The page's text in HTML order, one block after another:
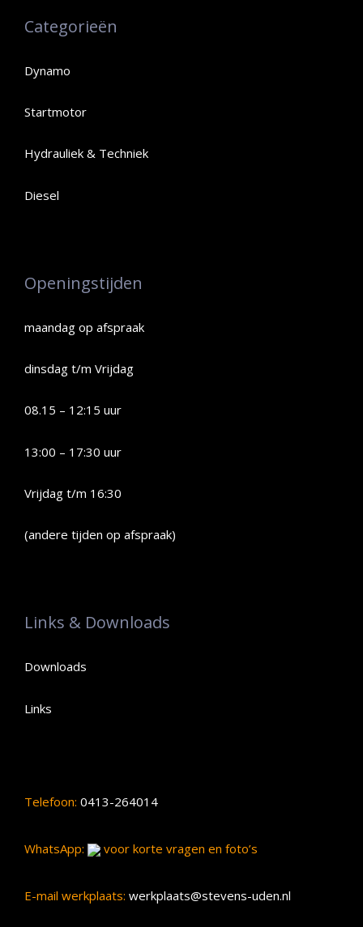
Categorieën
Dynamo
Startmotor
Hydrauliek & Techniek
Diesel
Openingstijden
maandag op afspraak
dinsdag t/m Vrijdag
08.15 – 12:15 uur
13:00 – 17:30 uur
Vrijdag t/m 16:30
(andere tijden op afspraak)
Links & Downloads
Downloads
Links
Telefoon: 0413-264014
WhatsApp: voor korte vragen en foto’s
E-mail werkplaats: werkplaats@stevens-uden.nl